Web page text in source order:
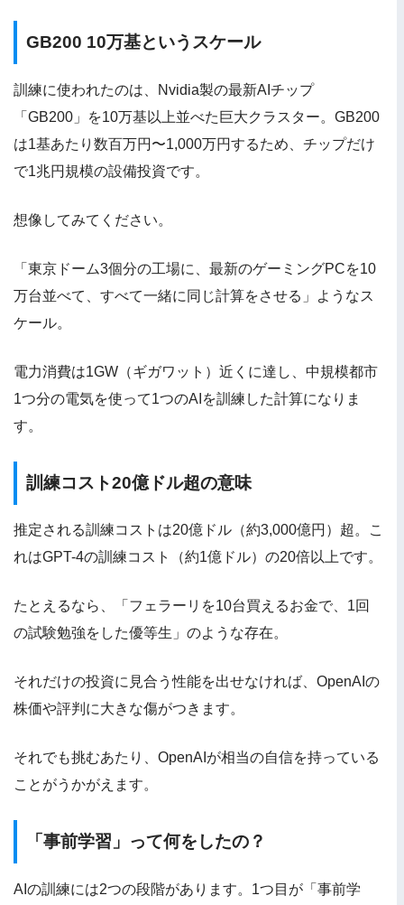
GB200 10万基というスケール
訓練に使われたのは、Nvidia製の最新AIチップ
「GB200」を10万基以上並べた巨大クラスター。GB200
は1基あたり数百万円〜1,000万円するため、チップだけ
で1兆円規模の設備投資です。
想像してみてください。
「東京ドーム3個分の工場に、最新のゲーミングPCを10
万台並べて、すべて一緒に同じ計算をさせる」ようなス
ケール。
電力消費は1GW（ギガワット）近くに達し、中規模都市
1つ分の電気を使って1つのAIを訓練した計算になりま
す。
訓練コスト20億ドル超の意味
推定される訓練コストは20億ドル（約3,000億円）超。こ
れはGPT-4の訓練コスト（約1億ドル）の20倍以上です。
たとえるなら、「フェラーリを10台買えるお金で、1回
の試験勉強をした優等生」のような存在。
それだけの投資に見合う性能を出せなければ、OpenAIの
株価や評判に大きな傷がつきます。
それでも挑むあたり、OpenAIが相当の自信を持っている
ことがうかがえます。
「事前学習」って何をしたの？
AIの訓練には2つの段階があります。1つ目が「事前学